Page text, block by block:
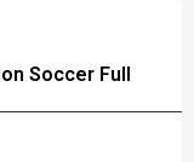
Soccer Full